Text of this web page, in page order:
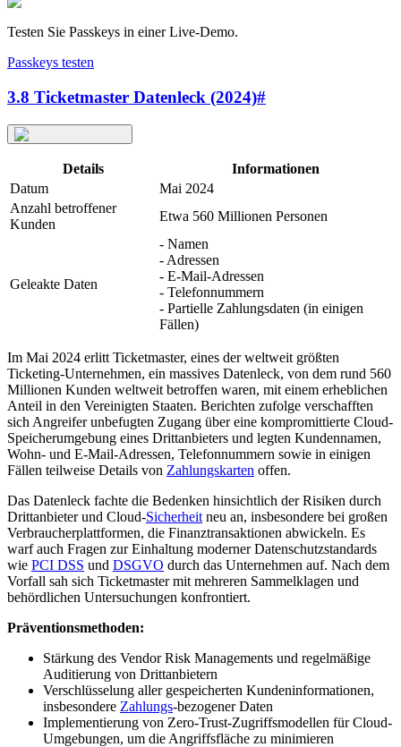
Testen Sie Passkeys in einer Live-Demo.
Passkeys testen
3.8 Ticketmaster Datenleck (2024)#
Details
Informationen
Datum
Mai 2024
Anzahl betroffener
Kunden
Etwa 560 Millionen Personen
Geleakte Daten
- Namen
- Adressen
- E-Mail-Adressen
- Telefonnummern
- Partielle Zahlungsdaten (in einigen
Fällen)
Im Mai 2024 erlitt Ticketmaster, eines der weltweit größten
Ticketing-Unternehmen, ein massives Datenleck, von dem rund 560
Millionen Kunden weltweit betroffen waren, mit einem erheblichen
Anteil in den Vereinigten Staaten. Berichten zufolge verschafften
sich Angreifer unbefugten Zugang über eine kompromittierte Cloud-
Speicherumgebung eines Drittanbieters und legten Kundennamen,
Wohn- und E-Mail-Adressen, Telefonnummern sowie in einigen
Fällen teilweise Details von Zahlungskarten offen.
Das Datenleck fachte die Bedenken hinsichtlich der Risiken durch
Drittanbieter und Cloud-Sicherheit neu an, insbesondere bei großen
Verbraucherplattformen, die Finanztransaktionen abwickeln. Es
warf auch Fragen zur Einhaltung moderner Datenschutzstandards
wie PCI DSS und DSGVO durch das Unternehmen auf. Nach dem
Vorfall sah sich Ticketmaster mit mehreren Sammelklagen und
behördlichen Untersuchungen konfrontiert.
Präventionsmethoden:
Stärkung des Vendor Risk Managements und regelmäßige
Auditierung von Drittanbietern
Verschlüsselung aller gespeicherten Kundeninformationen,
insbesondere Zahlungs-bezogener Daten
Implementierung von Zero-Trust-Zugriffsmodellen für Cloud-
Umgebungen, um die Angriffsfläche zu minimieren